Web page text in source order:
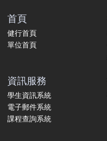
首頁
健行首頁
單位首頁
資訊服務
學生資訊系統
電子郵件系統
課程查詢系統